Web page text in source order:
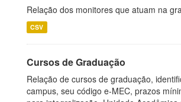
Relação dos monitores que atuam na
CSV
Cursos de Graduação
Relação de cursos de graduação,
campus, seu código e-MEC, prazos